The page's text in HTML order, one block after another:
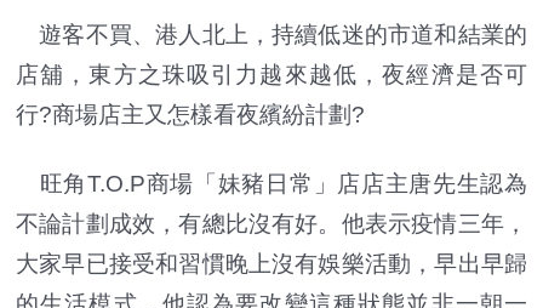
遊客不買、港人北上，持續低迷的市道和結業的
店舖，東方之珠吸引力越來越低，夜經濟是否可
行?商場店主又怎樣看夜繽紛計劃?
旺角T.O.P商場「妹豬日常」店店主唐先生認為
不論計劃成效，有總比沒有好。他表示疫情三年，
大家早已接受和習慣晚上沒有娛樂活動，早出早歸